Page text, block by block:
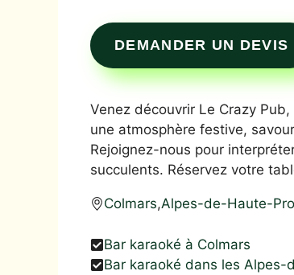
DEMANDER UN DEVIS
Venez découvrir Le Crazy
une atmosphère festive,
Rejoignez-nous pour
succulents. Réservez votre
Colmars,Alpes-de-Haute-
Bar karaoké à Colmars
Bar karaoké dans les Alpes-